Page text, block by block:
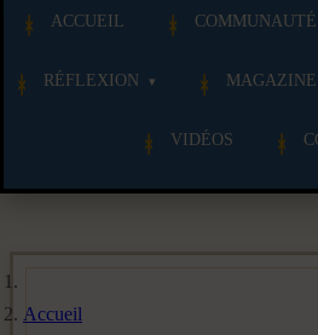
ACCUEIL COMMUNAUTÉ
RÉFLEXION MAGAZINE
VIDÉOS
Accueil